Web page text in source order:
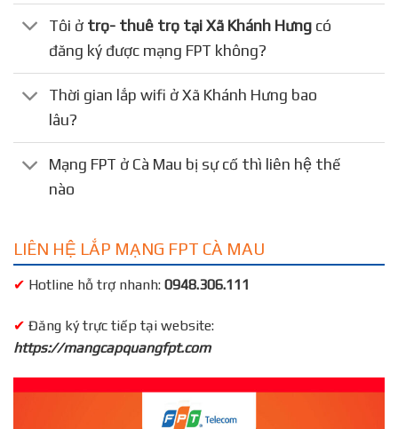
Tôi ở trọ- thuê trọ tại Xã Khánh Hưng có
đăng ký được mạng FPT không?
Thời gian lắp wifi ở Xã Khánh Hưng bao
lâu?
Mạng FPT ở Cà Mau bị sự cố thì liên hệ thế
nào
LIÊN HỆ LẮP MẠNG FPT CÀ MAU
✔ Hotline hỗ trợ nhanh: 0948.306.111
✔ Đăng ký trực tiếp tại website:
https://mangcapquangfpt.com